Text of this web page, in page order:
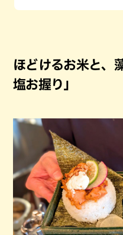
ほどけるお米と、
塩お握り」